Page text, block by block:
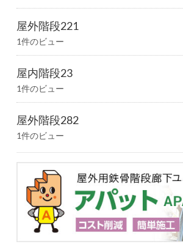
屋外階段221
1件のビュー
屋内階段23
1件のビュー
屋外階段282
1件のビュー